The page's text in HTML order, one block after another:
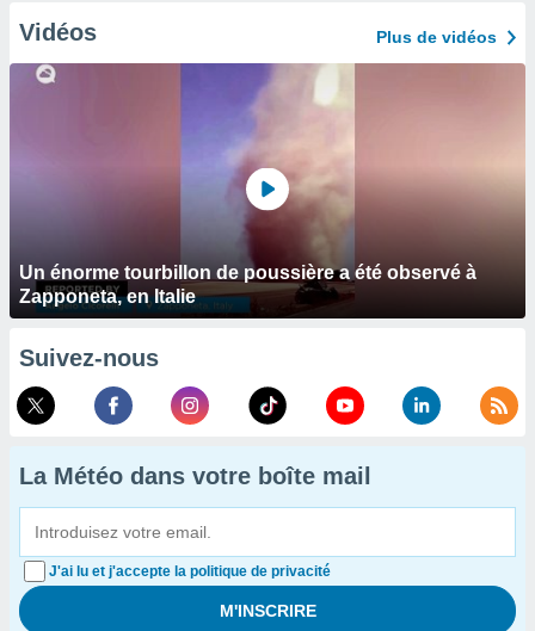
Vidéos Plus de vidéos
Un énorme tourbillon de poussière a été observé à
Zapponeta, en Italie
Suivez-nous
La Météo dans votre boîte mail
J'ai lu et j'accepte la politique de privacité